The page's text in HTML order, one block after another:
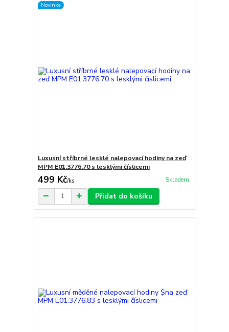
Novinka
Luxusní stříbrné lesklé nalepovací hodiny na zeď
MPM E01.3776.70 s lesklými číslicemi
499 Kč/ks Skladem
Přidat do košíku